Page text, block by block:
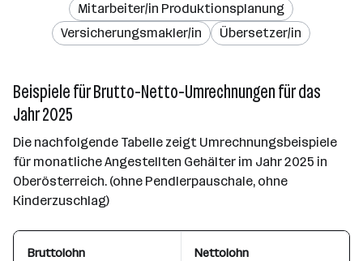
Mitarbeiter/in Produktionsplanung
Versicherungsmakler/in
Übersetzer/in
Beispiele für Brutto-Netto-Umrechnungen für das
Jahr 2025
Die nachfolgende Tabelle zeigt Umrechnungsbeispiele
für monatliche Angestellten Gehälter im Jahr 2025 in
Oberösterreich. (ohne Pendlerpauschale, ohne
Kinderzuschlag)
Bruttolohn Nettolohn